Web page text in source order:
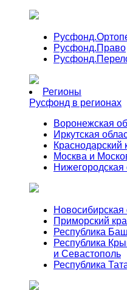
Русфонд.
Русфонд.Право
Русфонд.
Регионы
Русфонд в регионах
Воронежская
Иркутская
Краснодарский
Москва и
Нижегородская
Новосибирская
Приморский
Республика
Республика
и Севастополь
Республика